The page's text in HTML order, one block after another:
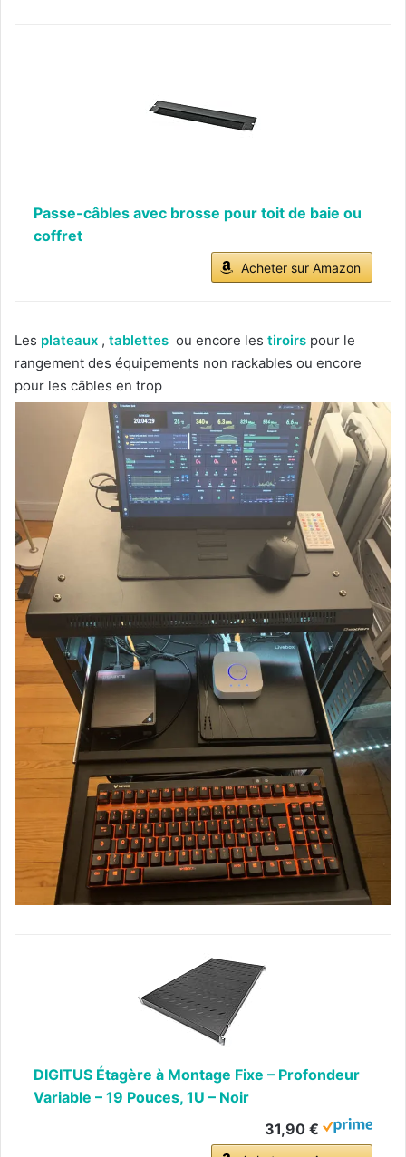
Passe-câbles avec brosse pour toit de baie ou
coffret
Acheter sur Amazon
Les plateaux , tablettes ou encore les tiroirs pour le
rangement des équipements non rackables ou encore
pour les câbles en trop
DIGITUS Étagère à Montage Fixe – Profondeur
Variable – 19 Pouces, 1U – Noir
31,90 €